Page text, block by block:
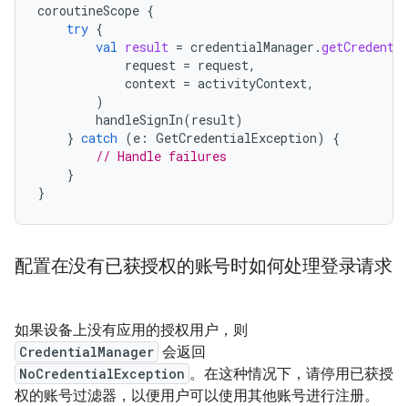
coroutineScope {
try {
val result = credentialManager .
request = request,
context = activityContext,
)
handleSignIn(result)
} catch (e : GetCredentialException)
{
// Handle failures
}
}
配置在没有已获授权的账号时如何处理登录请求
如果设备上没有应用的授权用户，则
CredentialManager 会返回
NoCredentialException 。在这种情况下，请停用已获授
权的账号过滤器，以便用户可以使用其他账号进行注册。